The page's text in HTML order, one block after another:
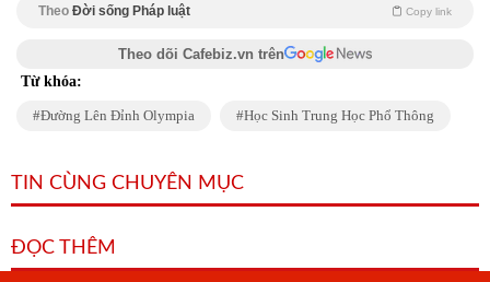
Theo Đời sống Pháp luật Copy link
Theo dõi Cafebiz.vn trên
Từ khóa:
Đường Lên Đỉnh Olympia Học Sinh Trung Học Phổ Thông
TIN CÙNG CHUYÊN MỤC
ĐỌC THÊM